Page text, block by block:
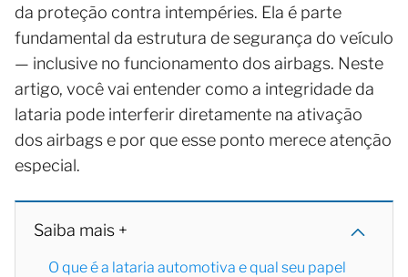
da proteção contra intempéries. Ela é parte
fundamental da estrutura de segurança do veículo
— inclusive no funcionamento dos airbags. Neste
artigo, você vai entender como a integridade da
lataria pode interferir diretamente na ativação
dos airbags e por que esse ponto merece atenção
especial.
Saiba mais +
O que é a lataria automotiva e qual seu papel